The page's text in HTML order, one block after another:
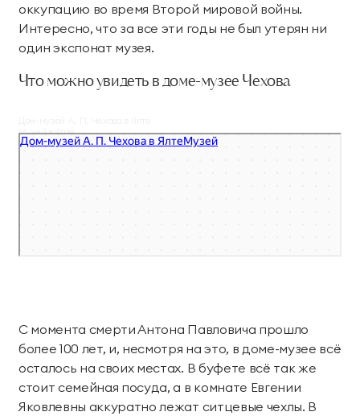
оккупацию во время Второй мировой войны.
Интересно, что за все эти годы не был утерян ни
один экспонат музея.
Что можно увидеть в доме-музее Чехова
Музей в Ялте
С момента смерти Антона Павловича прошло
более 100 лет, и, несмотря на это, в доме-музее всё
осталось на своих местах. В буфете всё так же
стоит семейная посуда, а в комнате Евгении
Яковлевны аккуратно лежат ситцевые чехлы. В